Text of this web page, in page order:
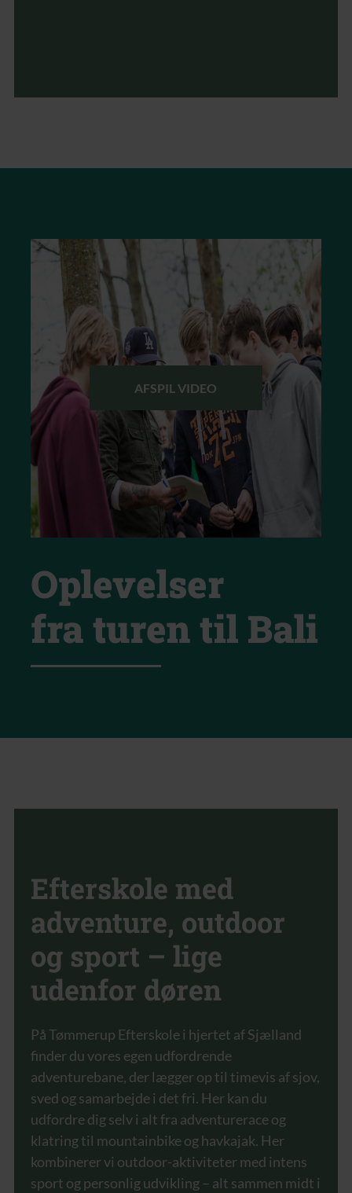
AFSPIL VIDEO
Oplevelser
fra turen til Bali
Efterskole med
adventure, outdoor
og sport – lige
udenfor døren
På Tømmerup Efterskole i hjertet af Sjælland
finder du vores egen udfordrende
adventurebane, der lægger op til timevis af sjov,
sved og samarbejde i det fri. Her kan du
udfordre dig selv i alt fra adventurerace og
klatring til mountainbike og havkajak. Her
kombinerer vi outdoor-aktiviteter med intens
sport og personlig udvikling – alt sammen midt i